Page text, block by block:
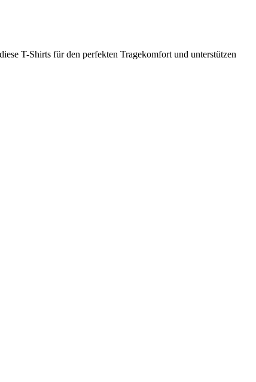
T-Shirts für den perfekten Tragekomfort und unterstützen